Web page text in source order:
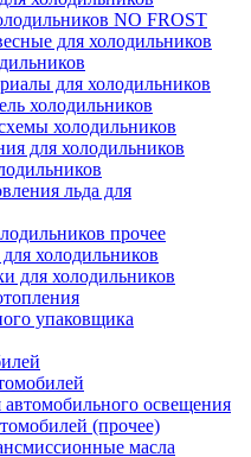
NO FROST
для холодильников
для холодильников
холодильников
холодильников
для холодильников
льда для
прочее
холодильников
для холодильников
упаковщика
автомобильного освещения
(прочее)
масла